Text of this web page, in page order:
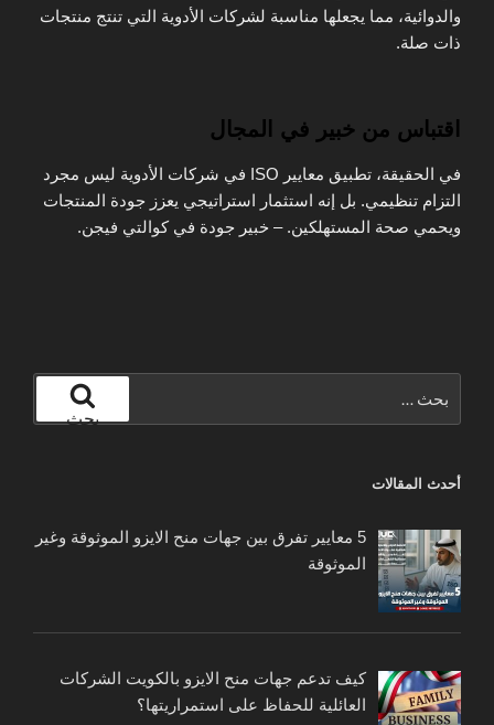
والدوائية، مما يجعلها مناسبة لشركات الأدوية التي تنتج منتجات
ذات صلة.
اقتباس من خبير في المجال
في الحقيقة، تطبيق معايير ISO في شركات الأدوية ليس مجرد
التزام تنظيمي. بل إنه استثمار استراتيجي يعزز جودة المنتجات
ويحمي صحة المستهلكين. – خبير جودة في كوالتي فيجن.
عن:
بحث
أحدث المقالات
5 معايير تفرق بين جهات منح الايزو الموثوقة وغير
الموثوقة
كيف تدعم جهات منح الايزو بالكويت الشركات
العائلية للحفاظ على استمراريتها؟